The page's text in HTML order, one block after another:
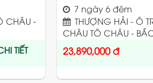
CHÂU -
TIẾT
7 ngày 6 đêm
THƯỢNG HẢI - Ô
CHÂU TÔ CHÂU -
23,890,000đ